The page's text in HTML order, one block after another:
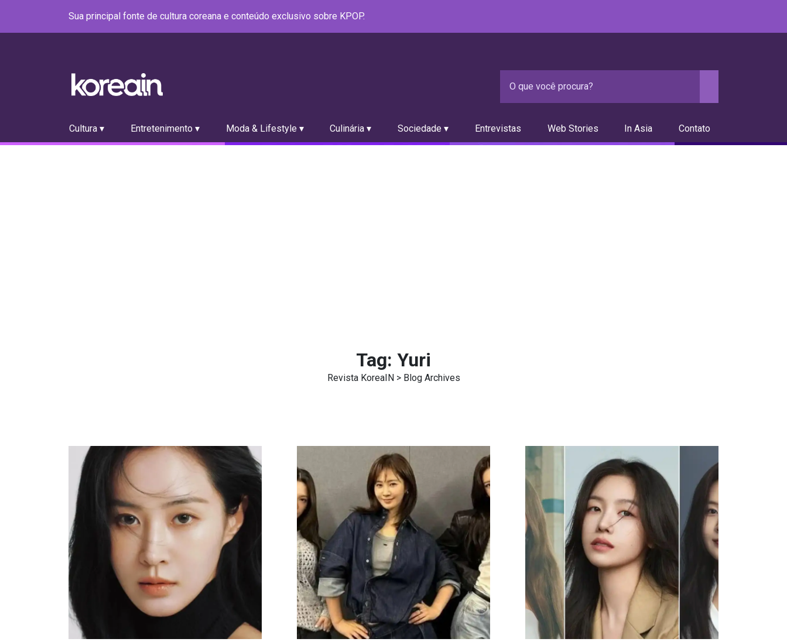
Sua principal fonte de cultura coreana e conteúdo exclusivo sobre KPOP.
Cultura ▾ Entretenimento ▾ Moda & Lifestyle ▾ Culinária ▾ Sociedade ▾ Entrevistas Web Stories In Asia Contato
Tag: Yuri
Revista KoreaIN> Blog Archives